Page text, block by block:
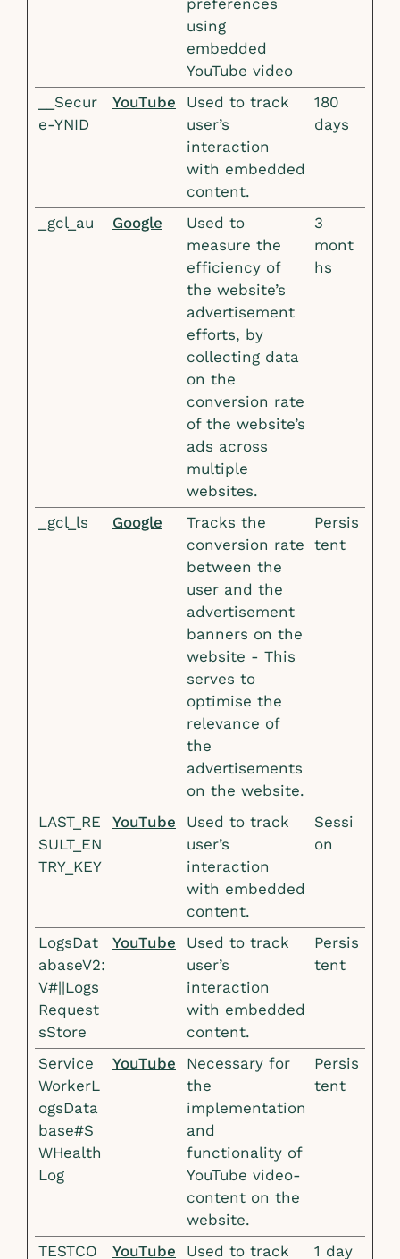
preferences
using
embedded
YouTube video
__Secur
e-YNID
YouTube
Used to track
user’s
interaction
with embedded
content.
180
days
_gcl_au Google
Used to
measure the
efficiency of
the website’s
advertisement
efforts, by
collecting data
on the
conversion rate
of the website’s
ads across
multiple
websites.
3
mont
hs
_gcl_ls Google
Tracks the
conversion rate
between the
user and the
advertisement
banners on the
website - This
serves to
optimise the
relevance of
the
advertisements
on the website.
Persis
tent
LAST_RE
SULT_EN
TRY_KEY
YouTube
Used to track
user’s
interaction
with embedded
content.
Sessi
on
LogsDat
abaseV2:
V#||Logs
Request
sStore
YouTube
Used to track
user’s
interaction
with embedded
content.
Persis
tent
Service
WorkerL
ogsData
base#S
WHealth
Log
YouTube
Necessary for
the
implementation
and
functionality of
YouTube video-
content on the
website.
Persis
tent
TESTCO YouTube Used to track 1 day